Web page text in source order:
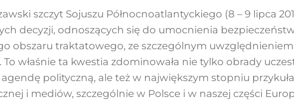
szczyt Sojuszu Północnoatlantyckiego (8 – 9 lipca
decyzji, odnoszących się do umocnienia
obszaru traktatowego, ze szczególnym
To właśnie ta kwestia zdominowała nie tylko obrady
polityczną, ale też w największym stopniu
i mediów, szczególnie w Polsce i w naszej części